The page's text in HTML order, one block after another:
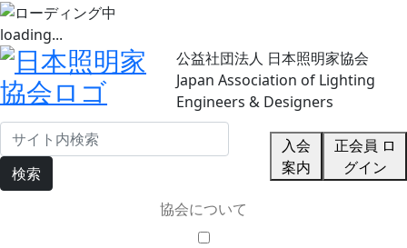
loading...
公益社団法人 日本照明家協会
Japan Association of Lighting
Engineers & Designers
検索
入会
案内
正会員 ロ
グイン
協会について